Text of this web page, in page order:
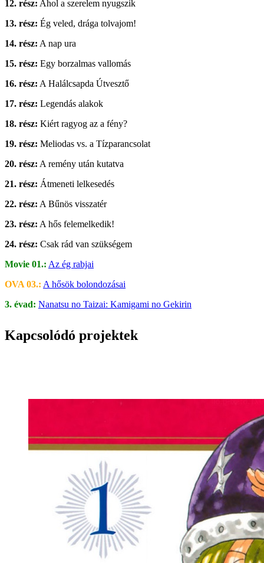
12. rész: Ahol a szerelem nyugszik
13. rész: Ég veled, drága tolvajom!
14. rész: A nap ura
15. rész: Egy borzalmas vallomás
16. rész: A Halálcsapda Útvesztő
17. rész: Legendás alakok
18. rész: Kiért ragyog az a fény?
19. rész: Meliodas vs. a Tízparancsolat
20. rész: A remény után kutatva
21. rész: Átmeneti lelkesedés
22. rész: A Bűnös visszatér
23. rész: A hős felemelkedik!
24. rész: Csak rád van szükségem
Movie 01.: Az ég rabjai
OVA 03.: A hősök bolondozásai
3. évad: Nanatsu no Taizai: Kamigami no Gekirin
Kapcsolódó projektek